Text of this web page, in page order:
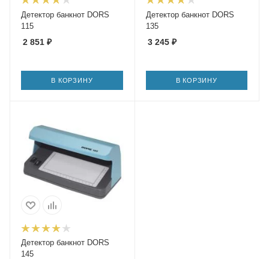
Детектор банкнот DORS
115
2 851 ₽
В КОРЗИНУ
Детектор банкнот DORS
135
3 245₽
В КОРЗИНУ
Детектор банкнот DORS
145